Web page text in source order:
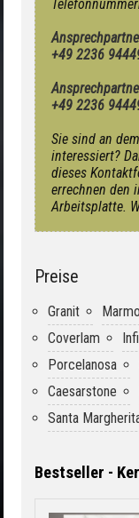
+49 2236
+49 2236
Sie sind an
interessiert?
dieses
errechnen den
Arbeitsplatte.
Preise
Granit
Coverlam
Porcelanosa
Caesarstone
Santa
Bestseller -